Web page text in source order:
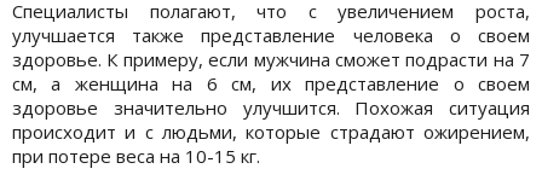
Специалисты полагают, что с увеличением роста,
улучшается также представление человека о своем
здоровье. К примеру, если мужчина сможет подрасти на 7
см, а женщина на 6 см, их представление о своем
здоровье значительно улучшится. Похожая ситуация
происходит и с людьми, которые страдают ожирением,
при потере веса на 10-15 кг.